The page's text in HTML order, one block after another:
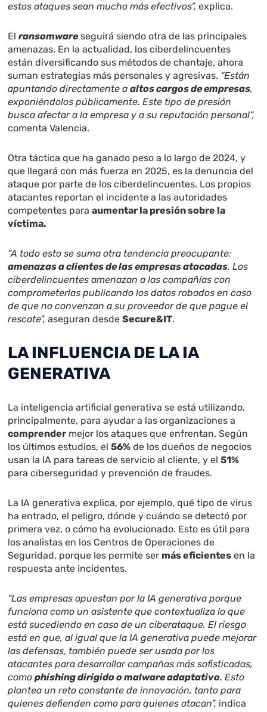
estos ataques sean mucho más efectivos”, explica.
Elransomwareseguirá siendo otra de las principales
amenazas. En la actualidad, los ciberdelincuentes
están diversificando sus métodos de chantaje, ahora
suman estrategias más personales y agresivas. “Están
apuntando directamente aaltos cargos de empresas,
exponiéndolos públicamente. Este tipo de presión
busca afectar a la empresa y a su reputación personal”,
comenta Valencia.
Otra táctica que ha ganado peso a lo largo de 2024, y
que llegará con más fuerza en 2025, es la denuncia del
ataque por parte de los ciberdelincuentes. Los propios
atacantes reportan el incidente a las autoridades
competentes paraaumentar la presión sobre la
víctima.
“A todo esto se suma otra tendencia preocupante:
amenazas a clientes de las empresas atacadas. Los
ciberdelincuentes amenazan a las compañías con
comprometerlas publicando los datos robados en caso
de que no convenzan a su proveedor de que pague el
rescate”, aseguran desdeSecure&IT.
LA INFLUENCIA DE LA IA
GENERATIVA
La inteligencia artificial generativa se está utilizando,
principalmente, para ayudar a las organizaciones a
comprender mejor los ataques que enfrentan. Según
los últimos estudios, el56% de los dueños de negocios
usan la IA para tareas de servicio al cliente, y el51%
para ciberseguridad y prevención de fraudes.
La IA generativa explica, por ejemplo, qué tipo de virus
ha entrado, el peligro, dónde y cuándo se detectó por
primera vez, o cómo ha evolucionado. Esto es útil para
los analistas en los Centros de Operaciones de
Seguridad, porque les permite ser más eficientes en la
respuesta ante incidentes.
“Las empresas apuestan por la IA generativa porque
funciona como un asistente que contextualiza lo que
está sucediendo en caso de un ciberataque. El riesgo
está en que, al igual que la IA generativa puede mejorar
las defensas, también puede ser usada por los
atacantes para desarrollar campañas más sofisticadas,
comophishing dirigido o malware adaptativo. Esto
plantea un reto constante de innovación, tanto para
quienes defienden como para quienes atacan”, indica